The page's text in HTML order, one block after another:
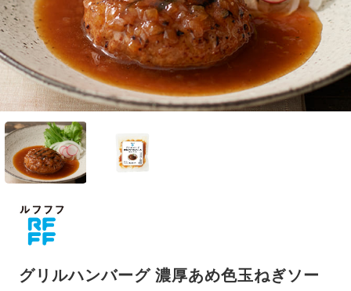
グリルハンバーグ 濃厚あめ色玉ねぎソー